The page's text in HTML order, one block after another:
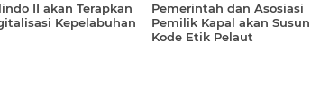
II akan Terapkan
Kepelabuhan
Pemerintah dan Asosiasi
Pemilik Kapal akan Susun
Kode Etik Pelaut